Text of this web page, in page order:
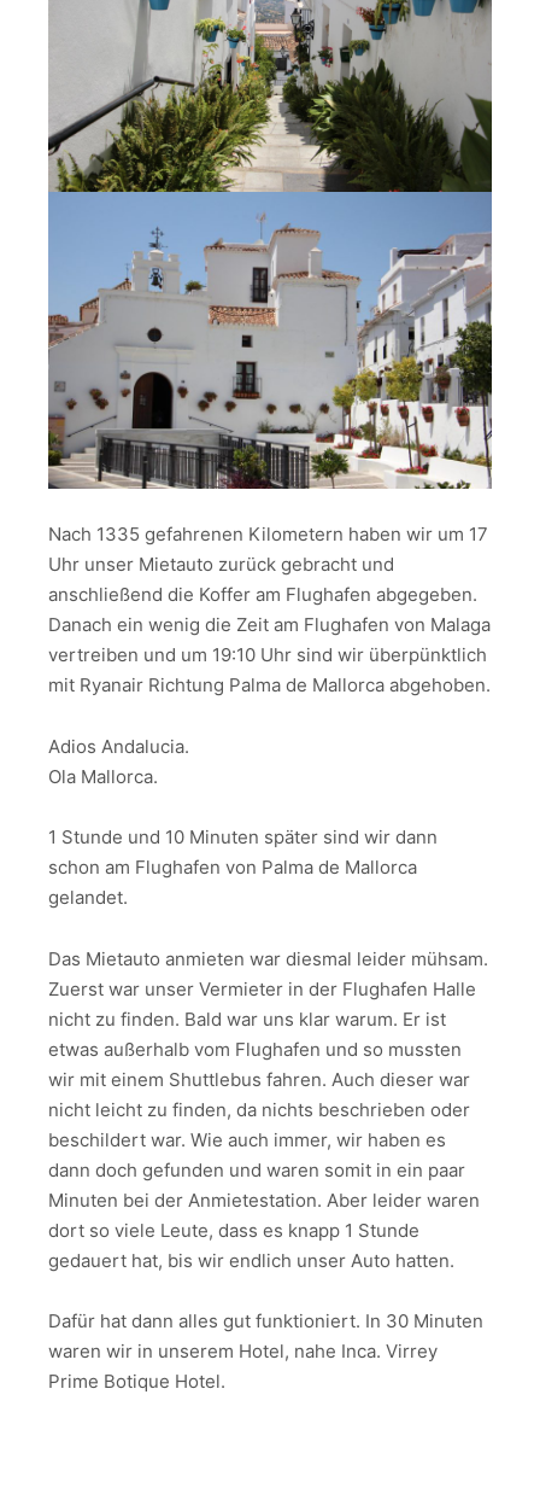
Nach 1335 gefahrenen Kilometern haben wir um 17
Uhr unser Mietauto zurück gebracht und
anschließend die Koffer am Flughafen abgegeben.
Danach ein wenig die Zeit am Flughafen von Malaga
vertreiben und um 19:10 Uhr sind wir überpünktlich
mit Ryanair Richtung Palma de Mallorca abgehoben.
Adios Andalucia.
Ola Mallorca.
1 Stunde und 10 Minuten später sind wir dann
schon am Flughafen von Palma de Mallorca
gelandet.
Das Mietauto anmieten war diesmal leider mühsam.
Zuerst war unser Vermieter in der Flughafen Halle
nicht zu finden. Bald war uns klar warum. Er ist
etwas außerhalb vom Flughafen und so mussten
wir mit einem Shuttlebus fahren. Auch dieser war
nicht leicht zu finden, da nichts beschrieben oder
beschildert war. Wie auch immer, wir haben es
dann doch gefunden und waren somit in ein paar
Minuten bei der Anmietestation. Aber leider waren
dort so viele Leute, dass es knapp 1 Stunde
gedauert hat, bis wir endlich unser Auto hatten.
Dafür hat dann alles gut funktioniert. In 30 Minuten
waren wir in unserem Hotel, nahe Inca. Virrey
Prime Botique Hotel.